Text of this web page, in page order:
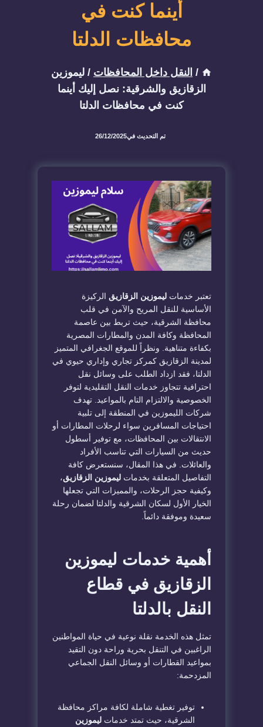
أينما كنت في
محافظات الدلتا
/ النقل داخل المحافظات / ليموزين
الزقازيق والشرقية: نصل إليك أينما
كنت في محافظات الدلتا
تم التحديث في26/12/2025
​تعتبر خدمات ليموزين الزقازيق الركيزة
الأساسية للنقل المريح والآمن في قلب
محافظة الشرقية، حيث تربط بين عاصمة
المحافظة وكافة المدن والمطارات المصرية
بكفاءة متناهية. ونظراً للموقع الجغرافي المتميز
لمدينة الزقازيق كمركز تجاري وإداري حيوي في
الدلتا، فقد ازداد الطلب على وسائل نقل
احترافية تتجاوز خدمات النقل التقليدية لتوفر
الخصوصية والالتزام التام بالمواعيد. تهدف
شركات الليموزين في المنطقة إلى تلبية
احتياجات المسافرين سواء لرحلات المطارات أو
الانتقالات بين المحافظات، مع توفير أسطول
حديث من السيارات التي تناسب الأفراد
والعائلات. في هذا المقال، سنستعرض كافة
التفاصيل المتعلقة بخدمات ليموزين الزقازيق،
وكيفية حجز الرحلات، والمميزات التي تجعلها
الخيار الأول لسكان الشرقية والدلتا لضمان رحلة
سعيدة وموفقة دائماً.
​أهمية خدمات ليموزين
الزقازيق في قطاع
النقل بالدلتا
​تمثل هذه الخدمة نقلة نوعية في حياة المواطنين
الراغبين في التنقل بحرية وراحة دون التقيد
بمواعيد القطارات أو وسائل النقل الجماعي
المزدحمة:
​توفير تغطية شاملة لكافة مراكز محافظة
الشرقية، حيث تمتد خدمات ليموزين